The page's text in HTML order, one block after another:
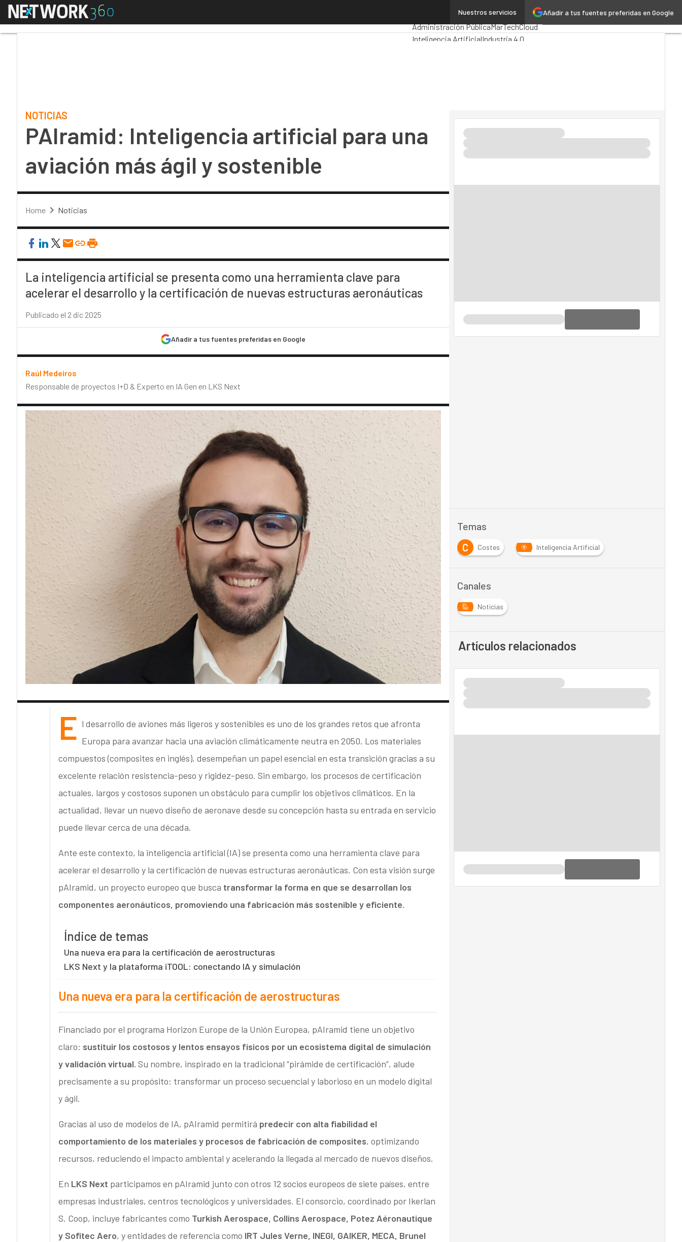
Añadir a tus fuentes preferidas en Google
Nuestros servicios
Menú
Premios ComputingAnalytics
Administración PúblicaMarTechCloud
Inteligencia ArtificialIndustria 4.0
NOTICIAS
PAIramid: Inteligencia artificial para una
aviación más ágil y sostenible
Home Noticias
La inteligencia artificial se presenta como una herramienta clave para
acelerar el desarrollo y la certificación de nuevas estructuras aeronáuticas
Publicado el 2 dic 2025
Añadir a tus fuentes preferidas en Google
Raúl Medeiros
Responsable de proyectos I+D & Experto en IA Gen en LKS Next
E l desarrollo de aviones más ligeros y sostenibles es uno de los grandes retos que afronta
Europa para avanzar hacia una aviación climáticamente neutra en 2050. Los materiales
compuestos (composites en inglés), desempeñan un papel esencial en esta transición gracias a su
excelente relación resistencia-peso y rigidez-peso. Sin embargo, los procesos de certificación
actuales, largos y costosos suponen un obstáculo para cumplir los objetivos climáticos. En la
actualidad, llevar un nuevo diseño de aeronave desde su concepción hasta su entrada en servicio
puede llevar cerca de una década.
Ante este contexto, la inteligencia artificial (IA) se presenta como una herramienta clave para
acelerar el desarrollo y la certificación de nuevas estructuras aeronáuticas. Con esta visión surge
pAIramid, un proyecto europeo que busca transformar la forma en que se desarrollan los
componentes aeronáuticos, promoviendo una fabricación más sostenible y eficiente.
Índice de temas
Una nueva era para la certificación de aerostructuras
LKS Next y la plataforma iTOOL: conectando IA y simulación
Una nueva era para la certificación de aerostructuras
Financiado por el programa Horizon Europe de la Unión Europea, pAIramid tiene un objetivo
claro: sustituir los costosos y lentos ensayos físicos por un ecosistema digital de simulación
y validación virtual. Su nombre, inspirado en la tradicional “pirámide de certificación”, alude
precisamente a su propósito: transformar un proceso secuencial y laborioso en un modelo digital
y ágil.
Gracias al uso de modelos de IA, pAIramid permitirá predecir con alta fiabilidad el
comportamiento de los materiales y procesos de fabricación de composites, optimizando
recursos, reduciendo el impacto ambiental y acelerando la llegada al mercado de nuevos diseños.
En LKS Next participamos en pAIramid junto con otros 12 socios europeos de siete países, entre
empresas industriales, centros tecnológicos y universidades. El consorcio, coordinado por Ikerlan
S. Coop, incluye fabricantes como Turkish Aerospace, Collins Aerospace, Potez Aéronautique
y Sofitec Aero, y entidades de referencia como IRT Jules Verne, INEGI, GAIKER, MECA, Brunel
Temas
C
Costes Inteligencia Artificial
Canales
Noticias
Artículos relacionados